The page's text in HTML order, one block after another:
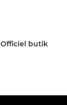
Officiel butik